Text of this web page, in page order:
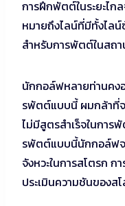
การฝึกพัตต์ในระยะไก
หมายถึงไลน์ที่มีทั้งไลน์
สำหรับการพัตต์ในสถา
นักกอล์ฟหลายท่านคง
รพัตต์แบบนี้ ผมกล้าที่จ
ไม่มีสูตรสำเร็จในการ
รพัตต์แบบนี้นักกอล์ฟจ
จังหวะในการสโตรก ก
ประเมินความชันของส